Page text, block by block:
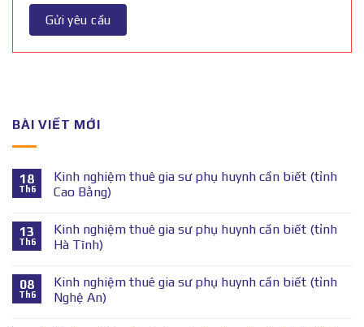
BÀI VIẾT MỚI
18
Th6
Kinh nghiệm thuê gia sư phụ huynh cần biết (tỉnh
Cao Bằng)
13
Th6
Kinh nghiệm thuê gia sư phụ huynh cần biết (tỉnh
Hà Tĩnh)
08
Th6
Kinh nghiệm thuê gia sư phụ huynh cần biết (tỉnh
Nghệ An)